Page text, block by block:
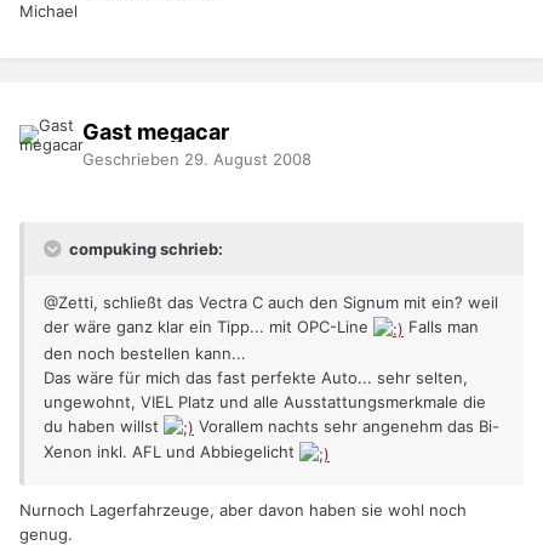
Michael
Gast megacar
Geschrieben 29. August 2008
compuking schrieb:
@Zetti, schließt das Vectra C auch den Signum mit ein? weil
der wäre ganz klar ein Tipp... mit OPC-Line
Falls man
den noch bestellen kann...
Das wäre für mich das fast perfekte Auto... sehr selten,
ungewohnt, VIEL Platz und alle Ausstattungsmerkmale die
du haben willst
Vorallem nachts sehr angenehm das Bi-
Xenon inkl. AFL und Abbiegelicht
Nurnoch Lagerfahrzeuge, aber davon haben sie wohl noch
genug.